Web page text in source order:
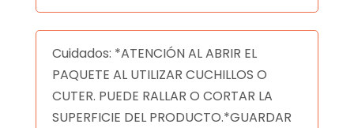
Cuidados: *ATENCIÓN AL ABRIR EL
PAQUETE AL UTILIZAR CUCHILLOS O
CUTER. PUEDE RALLAR O CORTAR LA
SUPERFICIE DEL PRODUCTO.*GUARDAR